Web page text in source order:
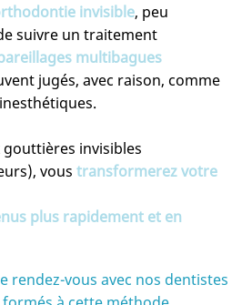
invisible, peu
suivre un traitement
multibagues
jugés, avec raison, comme
invisibles
vous transformerez votre
plus rapidement et en
rendez-vous avec nos dentistes